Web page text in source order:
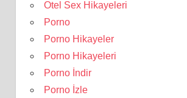
Otel Sex Hikayeleri
Porno
Porno Hikayeler
Porno Hikayeleri
Porno İndir
Porno İzle